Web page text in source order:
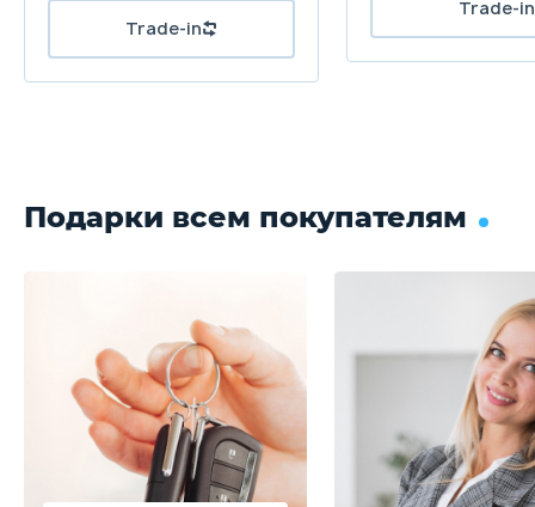
Trade-in
Trade-in
Подарки всем покупателям